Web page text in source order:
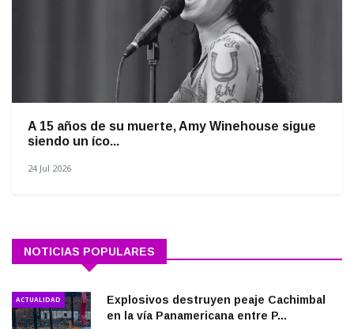
A 15 años de su muerte, Amy Winehouse sigue
siendo un íco...
24 Jul 2026
NOTICIAS POPULARES
ACTUALIDAD
Explosivos destruyen peaje Cachimbal
en la vía Panamericana entre P...